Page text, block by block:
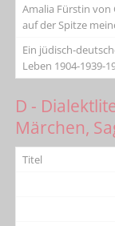
Amalia Fürstin von
auf der Spitze
Ein jüdisch-
Leben 1904-1939-
D -
Märchen,
Titel